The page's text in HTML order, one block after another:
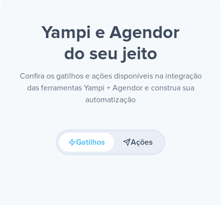
Yampi e Agendor
do seu jeito
Confira os gatilhos e ações disponíveis na integração
das ferramentas Yampi + Agendor e construa sua
automatização
Gatilhos Ações